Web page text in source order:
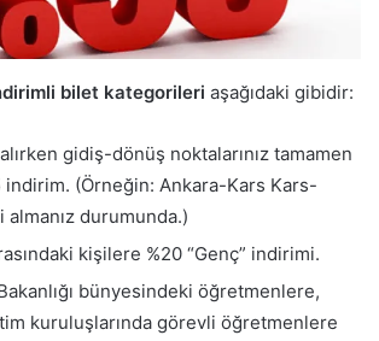
bilet kategorileri aşağıdaki gibidir:
gidiş-dönüş noktalarınız tamamen
indirim. (Örneğin: Ankara-Kars Kars-
almanız durumunda.)
kişilere %20 “Genç” indirimi.
bünyesindeki öğretmenlere,
kuruluşlarında görevli öğretmenlere